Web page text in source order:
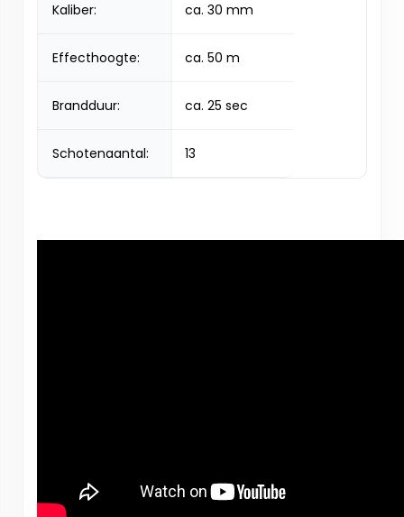
Kaliber: ca. 30 mm
Effecthoogte: ca. 50 m
Brandduur: ca. 25 sec
Schotenaantal: 13